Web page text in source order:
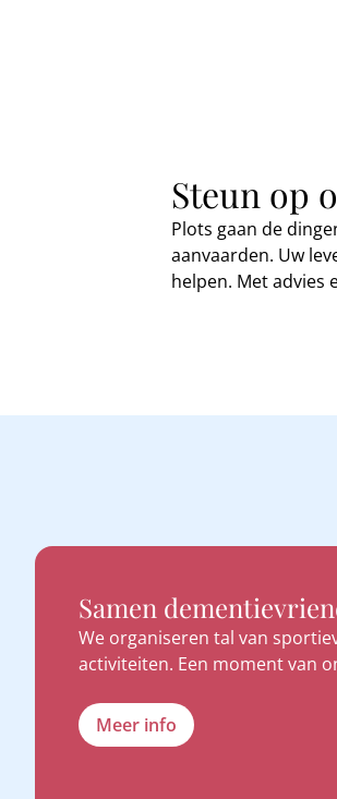
Steun op
Plots gaan de
aanvaarden. Uw
helpen. Met advies
Samen
We organiseren tal van
activiteiten. Een moment van
Meer info